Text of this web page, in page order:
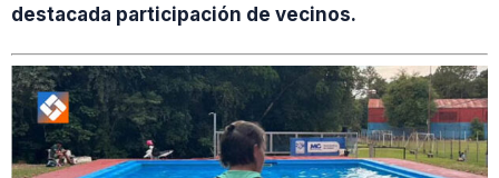
destacada participación de vecinos.